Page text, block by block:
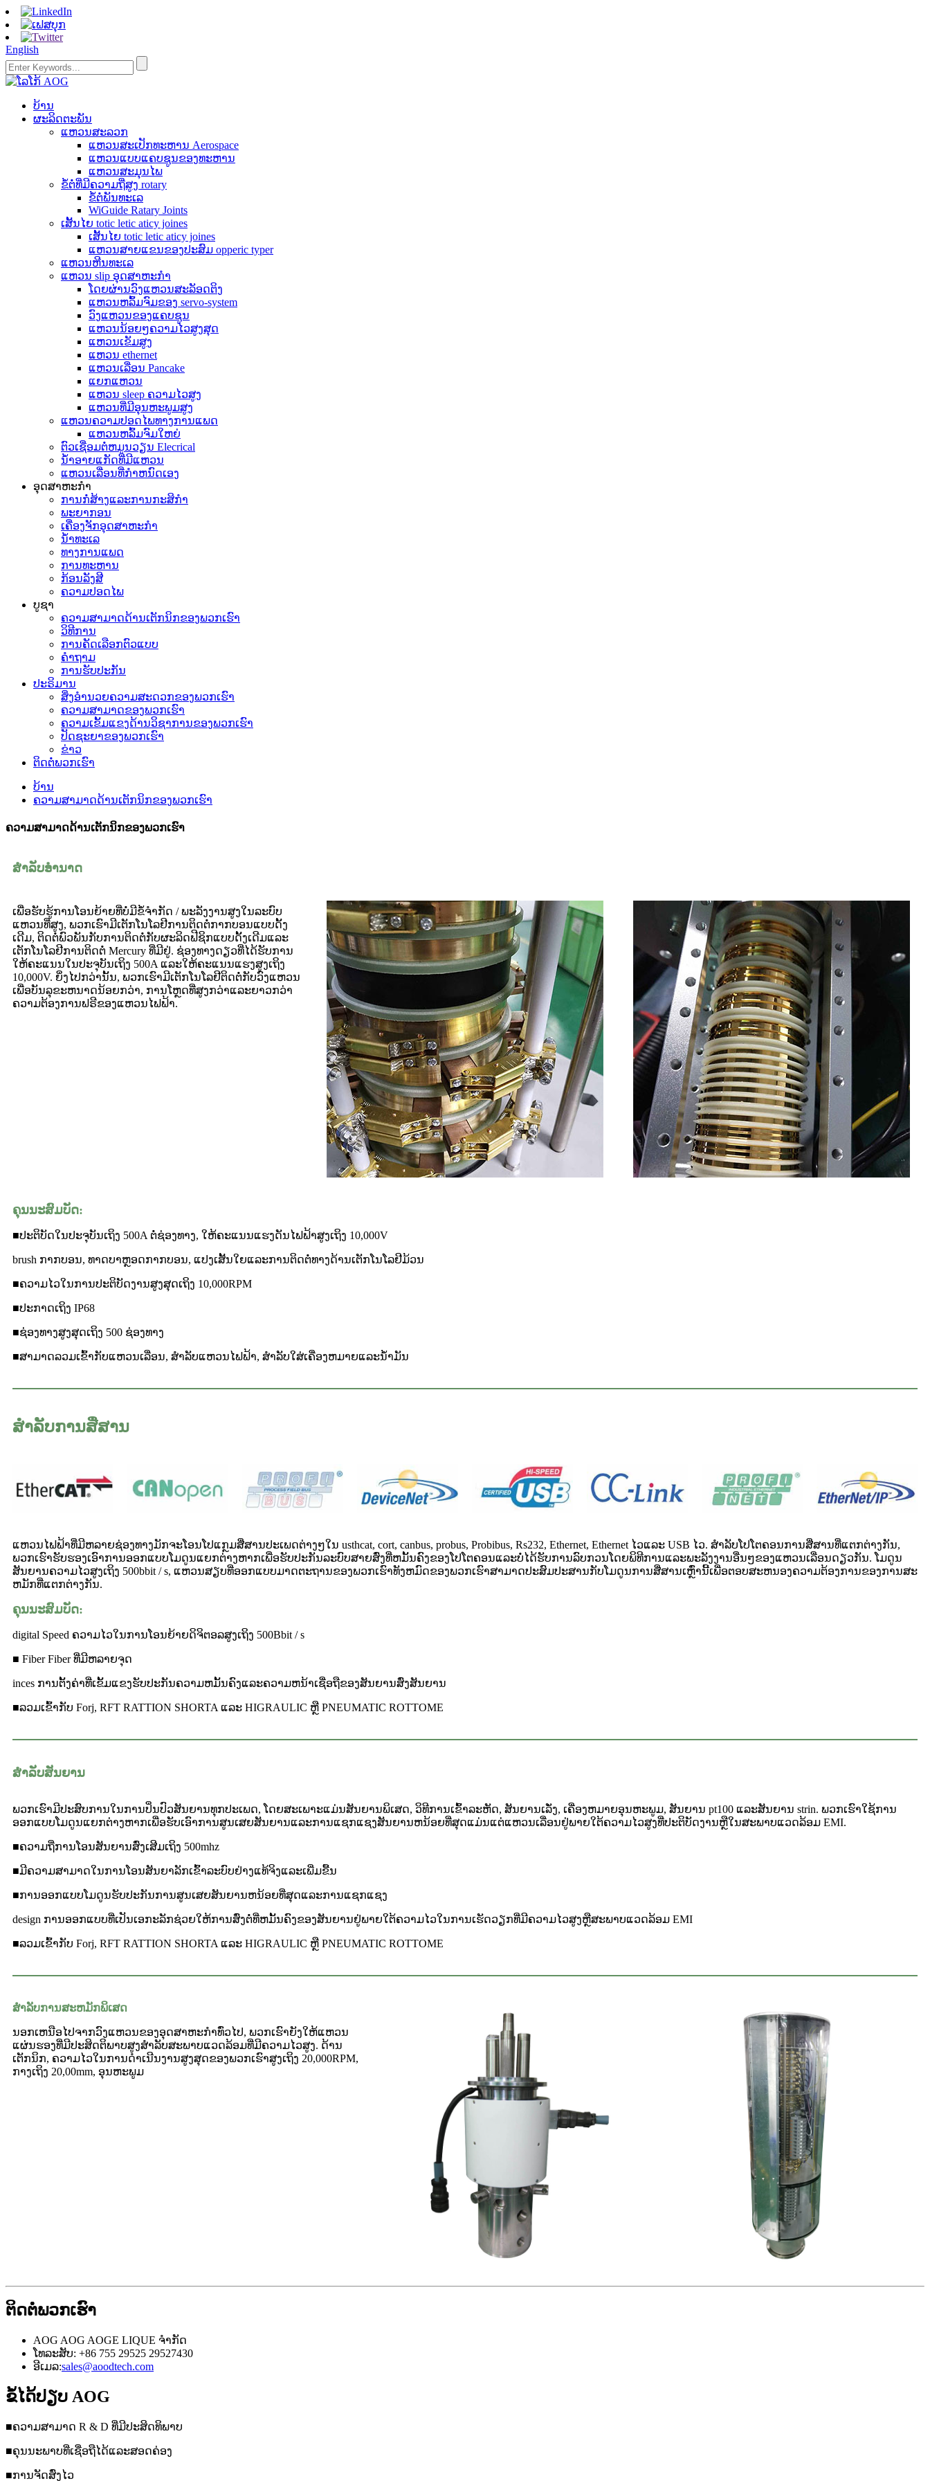
English
ບ້ານ
ຜະລິດຕະພັນ
ແຫວນສະລວກ
ແຫວນສະເປັກທະຫານ Aerospace
ແຫວນແບບແຄບຊູນຂອງທະຫານ
ແຫວນສະມຸນໄພ
ຂໍ້ຕໍ່ທີ່ມີຄວາມຖີ່ສູງ rotary
ຂໍ້ຕໍ່ພັນທະເລ
WiGuide Ratary Joints
ເສັ້ນໄຍ totic letic aticy joines
ເສັ້ນໄຍ totic letic aticy joines
ແຫວນສາຍແຂນຂອງປະສົມ opperic typer
ແຫວນຫີນທະເລ
ແຫວນ slip ອຸດສາຫະກໍາ
ໂດຍຜ່ານວົງແຫວນສະລັອດຕິງ
ແຫວນຫລົ້ມຈົມຂອງ servo-system
ວົງແຫວນຂອງແຄບຊູນ
ແຫວນນ້ອຍໆຄວາມໄວສູງສຸດ
ແຫວນເຂັມສູງ
ແຫວນ ethernet
ແຫວນເລື່ອນ Pancake
ແຍກແຫວນ
ແຫວນ sleep ຄວາມໄວສູງ
ແຫວນທີ່ມີອຸນຫະພູມສູງ
ແຫວນຄວາມປອດໄພທາງການແພດ
ແຫວນຫລົ້ມຈົມໃຫຍ່
ຕົວເຊື່ອມຕໍ່ຫມູນວຽນ Elecrical
ນ້ໍາອາຍແກັດທີ່ມີແຫວນ
ແຫວນເລື່ອນທີ່ກໍາຫນົດເອງ
ອຸດສາຫະກໍາ
ການກໍ່ສ້າງແລະການກະສິກໍາ
ພະຍາກອນ
ເຄື່ອງຈັກອຸດສາຫະກໍາ
ນ້ໍາທະເລ
ທາງການແພດ
ການທະຫານ
ກ້ອນລັງສີ
ຄວາມປອດໄພ
ບູຊາ
ຄວາມສາມາດດ້ານເຕັກນິກຂອງພວກເຮົາ
ວິທີການ
ການຄັດເລືອກຕົວແບບ
ຄໍາຖາມ
ການຮັບປະກັນ
ປະຣິມານ
ສິ່ງອໍານວຍຄວາມສະດວກຂອງພວກເຮົາ
ຄວາມສາມາດຂອງພວກເຮົາ
ຄວາມເຂັ້ມແຂງດ້ານວິຊາການຂອງພວກເຮົາ
ປັດຊະຍາຂອງພວກເຮົາ
ຂ່າວ
ຕິດຕໍ່ພວກເຮົາ
ບ້ານ
ຄວາມສາມາດດ້ານເຕັກນິກຂອງພວກເຮົາ
ຄວາມສາມາດດ້ານເຕັກນິກຂອງພວກເຮົາ
ສໍາລັບອໍານາດ
ເພື່ອຮັບຮູ້ການໂອນຍ້າຍທີ່ບໍ່ມີຂໍ້ຈໍາກັດ / ພະລັງງານສູງໃນລະບົບ
ແຫວນທີ່ສູງ, ພວກເຮົາມີເຕັກໂນໂລຢີການຕິດຕໍ່ກາກບອນແບບດັ້ງ
ເດີມ, ຕິດຕໍ່ພົວພັນກັບການຕິດຕໍ່ກັບຜະລິດຟີຊິກແບບດັ້ງເດີມແລະ
ເຕັກໂນໂລຢີການຕິດຕໍ່ Mercury ທີ່ມີຢູ່. ຊ່ອງທາງດຽວທີ່ໄດ້ຮັບການ
ໃຫ້ຄະແນນໃນປະຈຸບັນເຖິງ 500A ແລະໃຫ້ຄະແນນແຮງສູງເຖິງ
10,000V. ຍິ່ງໄປກວ່ານັ້ນ, ພວກເຮົາມີເຕັກໂນໂລຢີຕິດຕໍ່ກັບວົງແຫວນ
ເພື່ອບັນລຸຂະຫນາດນ້ອຍກວ່າ, ການໂຫຼດທີ່ສູງກວ່າແລະຍາວກວ່າ
ຄວາມຕ້ອງການຟຣີຂອງແຫວນໄຟຟ້າ.
ຄຸນນະສົມບັດ:
■ປະຕິບັດໃນປະຈຸບັນເຖິງ 500A ຕໍ່ຊ່ອງທາງ, ໃຫ້ຄະແນນແຮງດັນໄຟຟ້າສູງເຖິງ 10,000V
brush ກາກບອນ, ທາດບາຫຼອດກາກບອນ, ແປງເສັ້ນໃຍແລະການຕິດຕໍ່ທາງດ້ານເຕັກໂນໂລຢີມ້ວນ
■ຄວາມໄວໃນການປະຕິບັດງານສູງສຸດເຖິງ 10,000RPM
■ປະກາດເຖິງ IP68
■ຊ່ອງທາງສູງສຸດເຖິງ 500 ຊ່ອງທາງ
■ສາມາດລວມເຂົ້າກັບແຫວນເລື່ອນ, ສໍາລັບແຫວນໄຟຟ້າ, ສໍາລັບໃສ່ເຄື່ອງຫມາຍແລະນ້ໍາມັນ
ສໍາລັບການສື່ສານ
ແຫວນໄຟຟ້າທີ່ມີຫລາຍຊ່ອງທາງມັກຈະໂອນໂປແກຼມສື່ສານປະເພດຕ່າງໆໃນ usthcat, cort, canbus, probus, Probibus, Rs232, Ethernet, Ethernet ໄວແລະ USB ໄວ. ສໍາລັບໂປໂຕຄອນການສື່ສານທີ່ແຕກຕ່າງກັນ,
ພວກເຮົາຮັບຮອງເອົາການອອກແບບໂມດູນແຍກຕ່າງຫາກເພື່ອຮັບປະກັນລະບົບສາຍສົ່ງທີ່ຫມັ້ນຄົງຂອງໂປໂຕຄອນແລະບໍ່ໄດ້ຮັບການລົບກວນໂດຍພິທີການແລະພະລັງງານອື່ນໆຂອງແຫວນເລື່ອນດຽວກັນ. ໂມດູນ
ສັນຍານຄວາມໄວສູງເຖິງ 500bbit / s, ແຫວນສຽບທີ່ອອກແບບມາດຕະຖານຂອງພວກເຮົາທັງຫມົດຂອງພວກເຮົາສາມາດປະສົມປະສານກັບໂມດູນການສື່ສານເຫຼົ່ານີ້ເພື່ອຕອບສະຫນອງຄວາມຕ້ອງການຂອງການສະ
ຫມັກທີ່ແຕກຕ່າງກັນ.
ຄຸນນະສົມບັດ:
digital Speed ​​ຄວາມໄວໃນການໂອນຍ້າຍດິຈິຕອລສູງເຖິງ 500Bbit / s
■ Fiber Fiber ທີ່ມີຫລາຍຈຸດ
inces ການຕັ້ງຄ່າທີ່ເຂັ້ມແຂງຮັບປະກັນຄວາມຫມັ້ນຄົງແລະຄວາມຫນ້າເຊື່ອຖືຂອງສັນຍານສົ່ງສັນຍານ
■ລວມເຂົ້າກັບ Forj, RFT RATTION SHORTA ແລະ HIGRAULIC ຫຼື PNEUMATIC ROTTOME
ສໍາລັບສັນຍານ
ພວກເຮົາມີປະສົບການໃນການປິ່ນປົວສັນຍານທຸກປະເພດ, ໂດຍສະເພາະແມ່ນສັນຍານພິເສດ, ວິທີການເຂົ້າລະຫັດ, ສັນຍານເລັ່ງ, ເຄື່ອງຫມາຍອຸນຫະພູມ, ສັນຍານ pt100 ແລະສັນຍານ strin. ພວກເຮົາໃຊ້ການ
ອອກແບບໂມດູນແຍກຕ່າງຫາກເພື່ອຮັບເອົາການສູນເສຍສັນຍານແລະການແຊກແຊງສັນຍານຫນ້ອຍທີ່ສຸດແມ່ນແຕ່ແຫວນເລື່ອນຢູ່ພາຍໃຕ້ຄວາມໄວສູງທີ່ປະຕິບັດງານຫຼືໃນສະພາບແວດລ້ອມ EMI.
■ຄວາມຖີ່ການໂອນສັນຍານສົ່ງເສີມເຖິງ 500mhz
■ມີຄວາມສາມາດໃນການໂອນສັນຍາລັກເຂົ້າລະບົບຢ່າງແທ້ຈິງແລະເພີ່ມຂື້ນ
■ການອອກແບບໂມດູນຮັບປະກັນການສູນເສຍສັນຍານຫນ້ອຍທີ່ສຸດແລະການແຊກແຊງ
design ການອອກແບບທີ່ເປັນເອກະລັກຊ່ວຍໃຫ້ການສົ່ງຕໍ່ທີ່ຫມັ້ນຄົງຂອງສັນຍານຢູ່ພາຍໃຕ້ຄວາມໄວໃນການເຮັດວຽກທີ່ມີຄວາມໄວສູງຫຼືສະພາບແວດລ້ອມ EMI
■ລວມເຂົ້າກັບ Forj, RFT RATTION SHORTA ແລະ HIGRAULIC ຫຼື PNEUMATIC ROTTOME
ສໍາລັບການສະຫມັກພິເສດ
ນອກເຫນືອໄປຈາກວົງແຫວນຂອງອຸດສາຫະກໍາທົ່ວໄປ, ພວກເຮົາຍັງໃຫ້ແຫວນ
ແຜ່ນຮອງທີ່ມີປະສິດຕິພາບສູງສໍາລັບສະພາບແວດລ້ອມທີ່ມີຄວາມໄວສູງ. ດ້ານ
ເຕັກນິກ, ຄວາມໄວໃນການດໍາເນີນງານສູງສຸດຂອງພວກເຮົາສູງເຖິງ 20,000RPM,
ກາງເຖິງ 20,00mm, ອຸນຫະພູມ
ຕິດຕໍ່ພວກເຮົາ
AOG AOG AOGE LIQUE ຈໍາກັດ
ໂທລະສັບ: +86 755 29525 29527430
ອີເມລ:sales@aoodtech.com
ຂໍ້ໄດ້ປຽບ AOG
■ຄວາມສາມາດ R & D ທີ່ມີປະສິດທິພາບ
■ຄຸນນະພາບທີ່ເຊື່ອຖືໄດ້ແລະສອດຄ່ອງ
■ການຈັດສົ່ງໄວ